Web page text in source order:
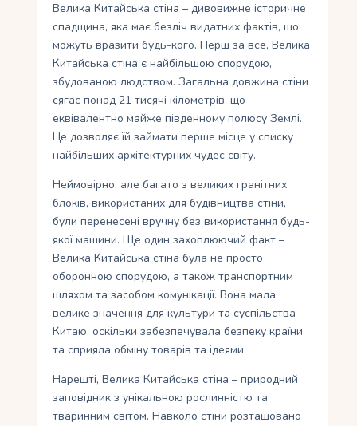
Велика Китайська стіна – дивовижне історичне
спадщина, яка має безліч видатних фактів, що
можуть вразити будь-кого. Перш за все, Велика
Китайська стіна є найбільшою спорудою,
збудованою людством. Загальна довжина стіни
сягає понад 21 тисячі кілометрів, що
еквівалентно майже південному полюсу Землі.
Це дозволяє їй займати перше місце у списку
найбільших архітектурних чудес світу.
Неймовірно, але багато з великих гранітних
блоків, використаних для будівництва стіни,
були перенесені вручну без використання будь-
якої машини. Ще один захоплюючий факт –
Велика Китайська стіна була не просто
оборонною спорудою, а також транспортним
шляхом та засобом комунікації. Вона мала
велике значення для культури та суспільства
Китаю, оскільки забезпечувала безпеку країни
та сприяла обміну товарів та ідеями.
Нарешті, Велика Китайська стіна – природний
заповідник з унікальною рослинністю та
тваринним світом. Навколо стіни розташовано